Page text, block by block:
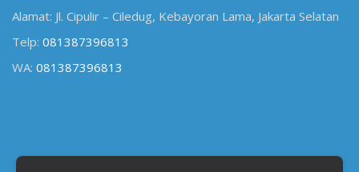
Alamat: Jl. Cipulir – Ciledug, Kebayoran Lama, Jakarta Selatan
Telp: 081387396813
WA: 081387396813